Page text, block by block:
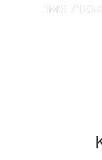
IMG 7123-